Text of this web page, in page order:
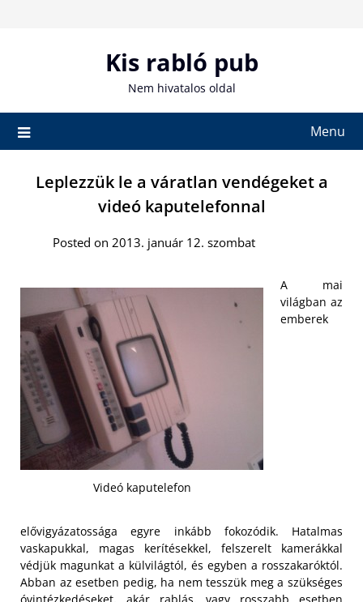
Kis rabló pub
Nem hivatalos oldal
Menu
Leplezzük le a váratlan vendégeket a
videó kaputelefonnal
Posted on 2013. január 12. szombat
Videó kaputelefon
A mai
világban az
emberek
elővigyázatossága egyre inkább fokozódik. Hatalmas
vaskapukkal, magas kerítésekkel, felszerelt kamerákkal
védjük magunkat a külvilágtól, és egyben a rosszakaróktól.
Abban az esetben pedig, ha nem tesszük meg a szükséges
óvintézkedéseket, akár rablás, vagy rosszabb esetben